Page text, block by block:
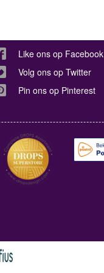
Like ons op Facebook
Volg ons op Twitter
Pin ons op Pinterest